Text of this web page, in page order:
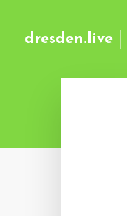
dresden.live